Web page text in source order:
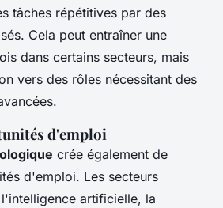
tâches répétitives par des
Cela peut entraîner une
dans certains secteurs, mais
vers des rôles nécessitant des
d'emploi
crée également de
d'emploi. Les secteurs
artificielle, la